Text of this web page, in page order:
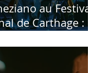
au Festival
de Carthage :